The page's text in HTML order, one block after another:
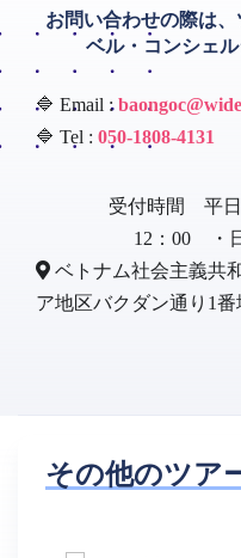
お問い合わせの際は
ベル・コンシェル
🔷 Email :
🔷 Tel : 050-1808-4131
受付時間 平日
12：00 ・
ベトナム社会主義共
ア地区バクダン通り1
その他のツア